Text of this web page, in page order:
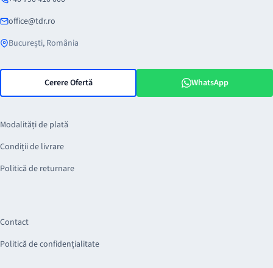
office@tdr.ro
București, România
Cerere Ofertă WhatsApp
Modalități de plată
Condiții de livrare
Politică de returnare
Contact
Politică de confidențialitate